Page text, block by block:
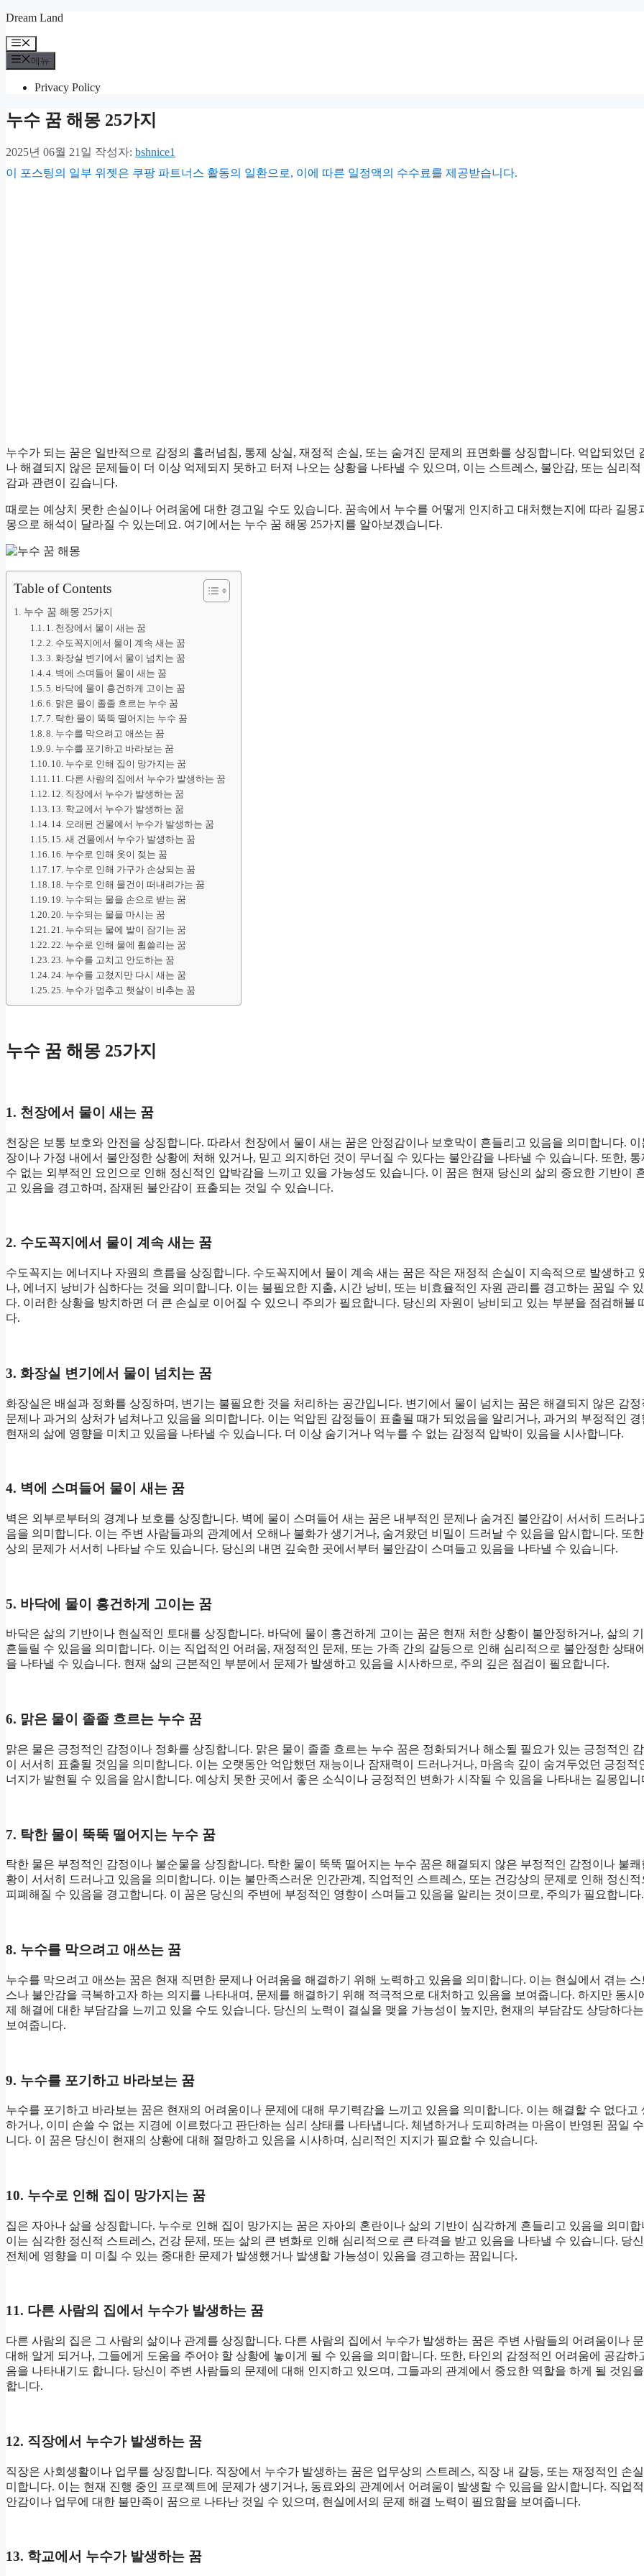
컨
츠
로
기
Dream Land
메
뉴
메뉴
Privacy Policy
누수 꿈 해몽 25가지
2025년 06월 21일 작성자: bshnice1
이 포스팅의 일부 위젯은 쿠팡 파트너스 활동의 일환으로, 이에 따른 일정액의 수수료를 제공받습니다.
누수가 되는 꿈은 일반적으로 감정의 흘러넘침, 통제 상실, 재정적 손실, 또는 숨겨진 문제의 표면화를 상징합니다. 억압되었던
나 해결되지 않은 문제들이 더 이상 억제되지 못하고 터져 나오는 상황을 나타낼 수 있으며, 이는 스트레스, 불안감, 또는 심리적
감과 관련이 깊습니다.
때로는 예상치 못한 손실이나 어려움에 대한 경고일 수도 있습니다. 꿈속에서 누수를 어떻게 인지하고 대처했는지에 따라 길몽
몽으로 해석이 달라질 수 있는데요. 여기에서는 누수 꿈 해몽 25가지를 알아보겠습니다.
Table of Contents
누수 꿈 해몽 25가지
1. 천장에서 물이 새는 꿈
2. 수도꼭지에서 물이 계속 새는 꿈
3. 화장실 변기에서 물이 넘치는 꿈
4. 벽에 스며들어 물이 새는 꿈
5. 바닥에 물이 흥건하게 고이는 꿈
6. 맑은 물이 졸졸 흐르는 누수 꿈
7. 탁한 물이 뚝뚝 떨어지는 누수 꿈
8. 누수를 막으려고 애쓰는 꿈
9. 누수를 포기하고 바라보는 꿈
10. 누수로 인해 집이 망가지는 꿈
11. 다른 사람의 집에서 누수가 발생하는 꿈
12. 직장에서 누수가 발생하는 꿈
13. 학교에서 누수가 발생하는 꿈
14. 오래된 건물에서 누수가 발생하는 꿈
15. 새 건물에서 누수가 발생하는 꿈
16. 누수로 인해 옷이 젖는 꿈
17. 누수로 인해 가구가 손상되는 꿈
18. 누수로 인해 물건이 떠내려가는 꿈
19. 누수되는 물을 손으로 받는 꿈
20. 누수되는 물을 마시는 꿈
21. 누수되는 물에 발이 잠기는 꿈
22. 누수로 인해 물에 휩쓸리는 꿈
23. 누수를 고치고 안도하는 꿈
24. 누수를 고쳤지만 다시 새는 꿈
25. 누수가 멈추고 햇살이 비추는 꿈
누수 꿈 해몽 25가지
1. 천장에서 물이 새는 꿈
천장은 보통 보호와 안전을 상징합니다. 따라서 천장에서 물이 새는 꿈은 안정감이나 보호막이 흔들리고 있음을 의미합니다. 이
장이나 가정 내에서 불안정한 상황에 처해 있거나, 믿고 의지하던 것이 무너질 수 있다는 불안감을 나타낼 수 있습니다. 또한, 통
수 없는 외부적인 요인으로 인해 정신적인 압박감을 느끼고 있을 가능성도 있습니다. 이 꿈은 현재 당신의 삶의 중요한 기반이
고 있음을 경고하며, 잠재된 불안감이 표출되는 것일 수 있습니다.
2. 수도꼭지에서 물이 계속 새는 꿈
수도꼭지는 에너지나 자원의 흐름을 상징합니다. 수도꼭지에서 물이 계속 새는 꿈은 작은 재정적 손실이 지속적으로 발생하고
나, 에너지 낭비가 심하다는 것을 의미합니다. 이는 불필요한 지출, 시간 낭비, 또는 비효율적인 자원 관리를 경고하는 꿈일 수 있
다. 이러한 상황을 방치하면 더 큰 손실로 이어질 수 있으니 주의가 필요합니다. 당신의 자원이 낭비되고 있는 부분을 점검해볼
다.
3. 화장실 변기에서 물이 넘치는 꿈
화장실은 배설과 정화를 상징하며, 변기는 불필요한 것을 처리하는 공간입니다. 변기에서 물이 넘치는 꿈은 해결되지 않은 감정
문제나 과거의 상처가 넘쳐나고 있음을 의미합니다. 이는 억압된 감정들이 표출될 때가 되었음을 알리거나, 과거의 부정적인 경
현재의 삶에 영향을 미치고 있음을 나타낼 수 있습니다. 더 이상 숨기거나 억누를 수 없는 감정적 압박이 있음을 시사합니다.
4. 벽에 스며들어 물이 새는 꿈
벽은 외부로부터의 경계나 보호를 상징합니다. 벽에 물이 스며들어 새는 꿈은 내부적인 문제나 숨겨진 불안감이 서서히 드러나
음을 의미합니다. 이는 주변 사람들과의 관계에서 오해나 불화가 생기거나, 숨겨왔던 비밀이 드러날 수 있음을 암시합니다. 또
상의 문제가 서서히 나타날 수도 있습니다. 당신의 내면 깊숙한 곳에서부터 불안감이 스며들고 있음을 나타낼 수 있습니다.
5. 바닥에 물이 흥건하게 고이는 꿈
바닥은 삶의 기반이나 현실적인 토대를 상징합니다. 바닥에 물이 흥건하게 고이는 꿈은 현재 처한 상황이 불안정하거나, 삶의 기
흔들릴 수 있음을 의미합니다. 이는 직업적인 어려움, 재정적인 문제, 또는 가족 간의 갈등으로 인해 심리적으로 불안정한 상태
을 나타낼 수 있습니다. 현재 삶의 근본적인 부분에서 문제가 발생하고 있음을 시사하므로, 주의 깊은 점검이 필요합니다.
6. 맑은 물이 졸졸 흐르는 누수 꿈
맑은 물은 긍정적인 감정이나 정화를 상징합니다. 맑은 물이 졸졸 흐르는 누수 꿈은 정화되거나 해소될 필요가 있는 긍정적인
이 서서히 표출될 것임을 의미합니다. 이는 오랫동안 억압했던 재능이나 잠재력이 드러나거나, 마음속 깊이 숨겨두었던 긍정적
너지가 발현될 수 있음을 암시합니다. 예상치 못한 곳에서 좋은 소식이나 긍정적인 변화가 시작될 수 있음을 나타내는 길몽입니
7. 탁한 물이 뚝뚝 떨어지는 누수 꿈
탁한 물은 부정적인 감정이나 불순물을 상징합니다. 탁한 물이 뚝뚝 떨어지는 누수 꿈은 해결되지 않은 부정적인 감정이나 불쾌
황이 서서히 드러나고 있음을 의미합니다. 이는 불만족스러운 인간관계, 직업적인 스트레스, 또는 건강상의 문제로 인해 정신적
피폐해질 수 있음을 경고합니다. 이 꿈은 당신의 주변에 부정적인 영향이 스며들고 있음을 알리는 것이므로, 주의가 필요합니다.
8. 누수를 막으려고 애쓰는 꿈
누수를 막으려고 애쓰는 꿈은 현재 직면한 문제나 어려움을 해결하기 위해 노력하고 있음을 의미합니다. 이는 현실에서 겪는 스
스나 불안감을 극복하고자 하는 의지를 나타내며, 문제를 해결하기 위해 적극적으로 대처하고 있음을 보여줍니다. 하지만 동시
제 해결에 대한 부담감을 느끼고 있을 수도 있습니다. 당신의 노력이 결실을 맺을 가능성이 높지만, 현재의 부담감도 상당하다
보여줍니다.
9. 누수를 포기하고 바라보는 꿈
누수를 포기하고 바라보는 꿈은 현재의 어려움이나 문제에 대해 무기력감을 느끼고 있음을 의미합니다. 이는 해결할 수 없다고
하거나, 이미 손쓸 수 없는 지경에 이르렀다고 판단하는 심리 상태를 나타냅니다. 체념하거나 도피하려는 마음이 반영된 꿈일
니다. 이 꿈은 당신이 현재의 상황에 대해 절망하고 있음을 시사하며, 심리적인 지지가 필요할 수 있습니다.
10. 누수로 인해 집이 망가지는 꿈
집은 자아나 삶을 상징합니다. 누수로 인해 집이 망가지는 꿈은 자아의 혼란이나 삶의 기반이 심각하게 흔들리고 있음을 의미합
이는 심각한 정신적 스트레스, 건강 문제, 또는 삶의 큰 변화로 인해 심리적으로 큰 타격을 받고 있음을 나타낼 수 있습니다. 당
전체에 영향을 미 미칠 수 있는 중대한 문제가 발생했거나 발생할 가능성이 있음을 경고하는 꿈입니다.
11. 다른 사람의 집에서 누수가 발생하는 꿈
다른 사람의 집은 그 사람의 삶이나 관계를 상징합니다. 다른 사람의 집에서 누수가 발생하는 꿈은 주변 사람들의 어려움이나 문
대해 알게 되거나, 그들에게 도움을 주어야 할 상황에 놓이게 될 수 있음을 의미합니다. 또한, 타인의 감정적인 어려움에 공감하
음을 나타내기도 합니다. 당신이 주변 사람들의 문제에 대해 인지하고 있으며, 그들과의 관계에서 중요한 역할을 하게 될 것임을
합니다.
12. 직장에서 누수가 발생하는 꿈
직장은 사회생활이나 업무를 상징합니다. 직장에서 누수가 발생하는 꿈은 업무상의 스트레스, 직장 내 갈등, 또는 재정적인 손실
미합니다. 이는 현재 진행 중인 프로젝트에 문제가 생기거나, 동료와의 관계에서 어려움이 발생할 수 있음을 암시합니다. 직업
안감이나 업무에 대한 불만족이 꿈으로 나타난 것일 수 있으며, 현실에서의 문제 해결 노력이 필요함을 보여줍니다.
13. 학교에서 누수가 발생하는 꿈